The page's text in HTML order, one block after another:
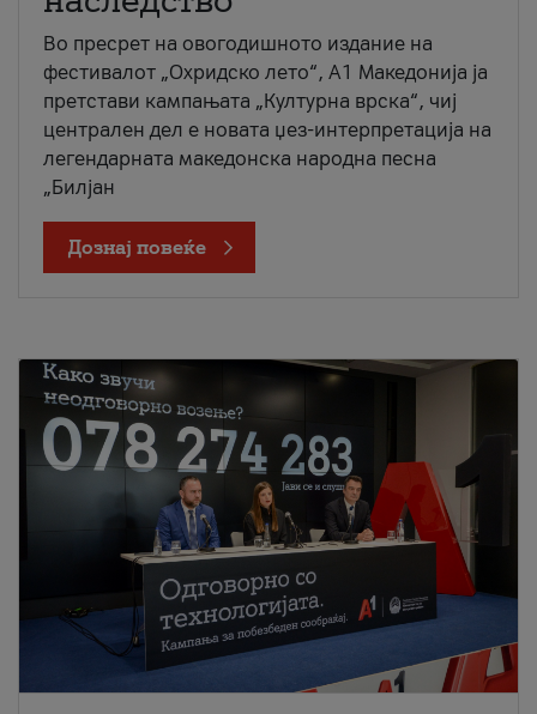
Во пресрет на овогодишното издание на
фестивалот „Охридско лето“, А1 Македонија ја
претстави кампањата „Културна врска“, чиј
централен дел е новата џез-интерпретација на
легендарната македонска народна песна
„Билјан
Дознај повеќе